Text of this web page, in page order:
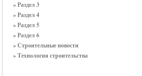
» Раздел 3
» Раздел 4
» Раздел 5
» Раздел 6
» Строительные новости
» Технология строительства